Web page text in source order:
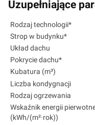
Uzupełniające
Rodzaj technologii*
Strop w budynku*
Układ dachu
Pokrycie dachu*
Kubatura (m³)
Liczba kondygnacji
Rodzaj ogrzewania
Wskaźnik energii
(kWh/(m²·rok))